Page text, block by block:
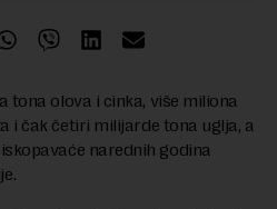
tona olova i cinka, više miliona
i čak četiri milijarde tona uglja, a
narednih godina